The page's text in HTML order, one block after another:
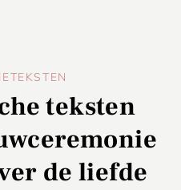
teksten
de liefde